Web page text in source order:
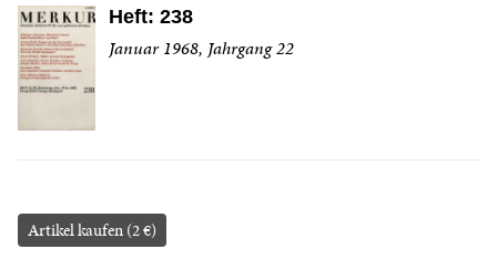
Heft: 238
Januar 1968, Jahrgang 22
Artikel kaufen (2 €)